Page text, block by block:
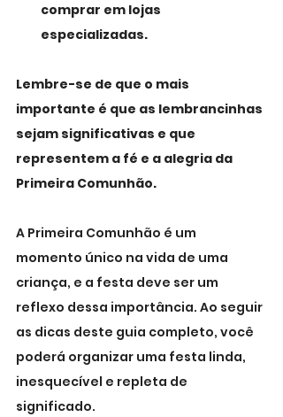
comprar em lojas
especializadas.
Lembre-se de que o mais
importante é que as lembrancinhas
sejam significativas e que
representem a fé e a alegria da
Primeira Comunhão.
A Primeira Comunhão é um
momento único na vida de uma
criança, e a festa deve ser um
reflexo dessa importância. Ao seguir
as dicas deste guia completo, você
poderá organizar uma festa linda,
inesquecível e repleta de
significado.